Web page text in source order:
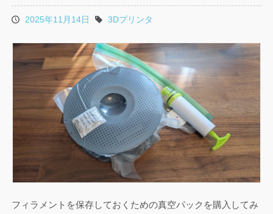
投2025年11月14日
タ3Dプリンタ
フィラメントを保存しておくための真空パックを購入してみ